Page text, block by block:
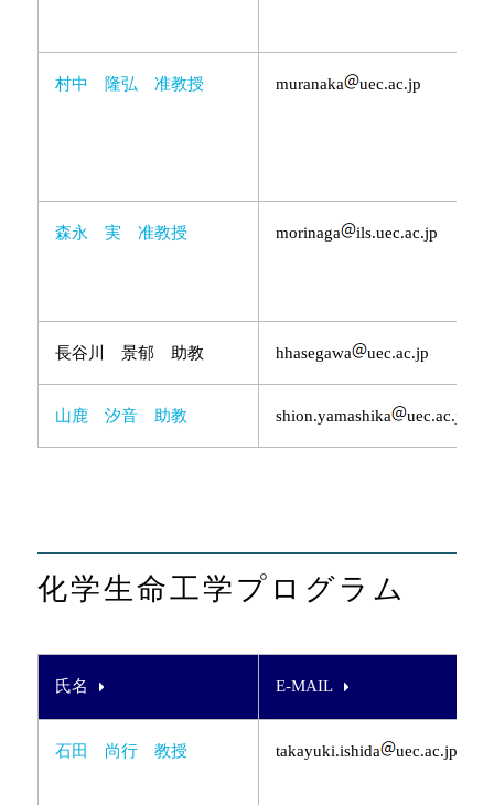
村中 隆弘 准教授 muranaka uec.ac.jp
森永 実 准教授 morinaga ils.uec.ac.jp
長谷川 景郁 助教 hhasegawa uec.ac.jp
山鹿 汐音 助教 shion.yamashika uec.ac.jp
化学生命工学プログラム
氏名 E-MAIL
石田 尚行 教授 takayuki.ishida uec.ac.jp